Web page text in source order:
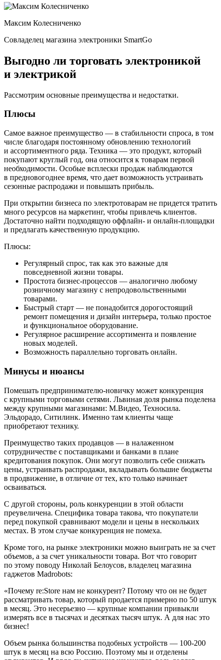
Максим Колесниченко
Совладелец магазина электроники SmartGo
Выгодно ли торговать электроникой
и электрикой
Рассмотрим основные преимущества и недостатки.
Плюсы
Самое важное преимущество — в стабильности спроса, в том
числе благодаря постоянному обновлению технологий
и ассортиментного ряда. Техника — это продукт, который
покупают круглый год, она относится к товарам первой
необходимости. Особые всплески продаж наблюдаются
в предновогоднее время, что дает возможность устраивать
сезонные распродажи и повышать прибыль.
При открытии бизнеса по электротоварам не придется тратить
много ресурсов на маркетинг, чтобы привлечь клиентов.
Достаточно найти подходящую оффлайн- и онлайн-площадки
и предлагать качественную продукцию.
Плюсы:
Регулярный спрос, так как это важные для
повседневной жизни товары.
Простота бизнес-процессов — аналогично любому
розничному магазину с непродовольственными
товарами.
Быстрый старт — не понадобится дорогостоящий
ремонт помещения и дизайн интерьера, только простое
и функциональное оборудование.
Регулярное расширение ассортимента и появление
новых моделей.
Возможность параллельно торговать онлайн.
Минусы и нюансы
Помешать предпринимателю-новичку может конкуренция
с крупными торговыми сетями. Львиная доля рынка поделена
между крупными магазинами: М.Видео, Техносила.
Эльдорадо, Ситилинк. Именно там клиенты чаще
приобретают технику.
Преимущество таких продавцов — в налаженном
сотрудничестве с поставщиками и банками в плане
кредитования покупок. Они могут позволить себе снижать
цены, устраивать распродажи, вкладывать большие бюджеты
в продвижение, в отличие от тех, кто только начинает
осваиваться.
С другой стороны, роль конкуренции в этой области
преувеличена. Специфика товара такова, что покупатели
перед покупкой сравнивают модели и цены в нескольких
местах. В этом случае конкуренция не помеха.
Кроме того, на рынке электроники можно выиграть не за счет
объемов, а за счет уникальности товара. Вот что говорит
по этому поводу Николай Белоусов, владелец магазина
гаджетов Madrobots:
«Почему re:Store нам не конкурент? Потому что он не будет
рассматривать товар, который продается примерно по 50 штук
в месяц. Это несерьезно — крупные компании привыкли
измерять все в тысячах и десятках тысяч штук. А для нас это
бизнес!
Объем рынка большинства подобных устройств — 100-200
штук в месяц на всю Россию. Поэтому мы и отделены